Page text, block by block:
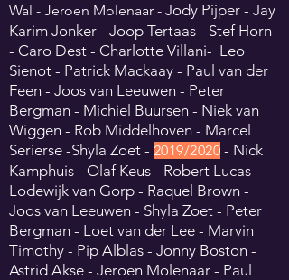
Wal - Jeroen Molenaar - Jody Pijper - Jay
Karim Jonker - Joop Tertaas - Stef Horn
- Caro Dest - Charlotte Villani- Leo
Sienot - Patrick Mackaay - Paul van der
Feen - Joos van Leeuwen - Peter
Bergman - Michiel Buursen - Niek van
Wiggen - Rob Middelhoven - Marcel
Serierse -Shyla Zoet - 2019/2020 - Nick
Kamphuis - Olaf Keus - Robert Lucas -
Lodewijk van Gorp - Raquel Brown -
Joos van Leeuwen - Shyla Zoet - Peter
Bergman - Loet van der Lee - Marvin
Timothy - Pip Alblas - Jonny Boston -
Astrid Akse - Jeroen Molenaar - Paul